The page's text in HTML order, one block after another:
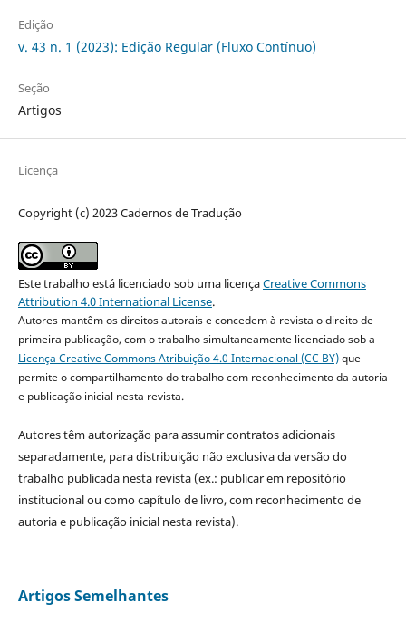
Edição
v. 43 n. 1 (2023): Edição Regular (Fluxo Contínuo)
Seção
Artigos
Licença
Copyright (c) 2023 Cadernos de Tradução
Este trabalho está licenciado sob uma licençaCreative Commons
Attribution 4.0 International License.
Autores mantêm os direitos autorais e concedem à revista o direito de
primeira publicação, com o trabalho simultaneamente licenciado sob a
Licença Creative Commons Atribuição 4.0 Internacional (CC BY)que
permite o compartilhamento do trabalho com reconhecimento da autoria
e publicação inicial nesta revista.
Autores têm autorização para assumir contratos adicionais
separadamente, para distribuição não exclusiva da versão do
trabalho publicada nesta revista (ex.: publicar em repositório
institucional ou como capítulo de livro, com reconhecimento de
autoria e publicação inicial nesta revista).
Artigos Semelhantes